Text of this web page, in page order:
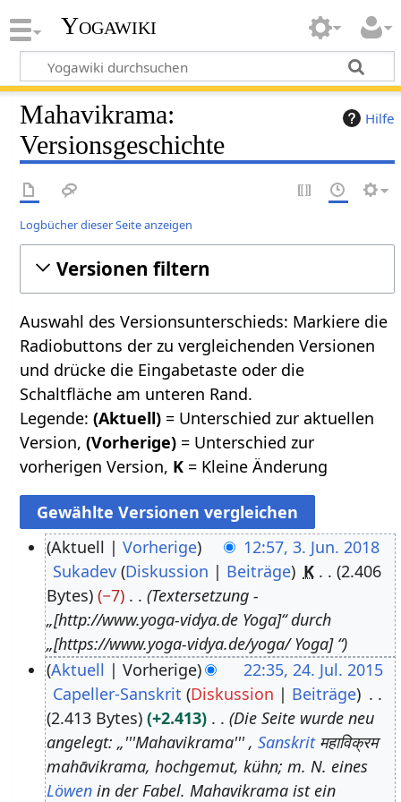
Yogawiki
Hilfe
Mahavikrama:
Versionsgeschichte
Logbücher dieser Seite anzeigen
Versionen filtern
Auswahl des Versionsunterschieds: Markiere die
Radiobuttons der zu vergleichenden Versionen
und drücke die Eingabetaste oder die
Schaltfläche am unteren Rand.
Legende:(Aktuell) = Unterschied zur aktuellen
Version,(Vorherige) = Unterschied zur
vorherigen Version, K = Kleine Änderung
n
Aktuell Vorherige
12:57, 3. Jun. 2018
Sukadev Diskussion Beiträge K
2.406
Bytes
−7
Textersetzung -
„[http://www.yoga-vidya.de Yoga]“ durch
„[https://www.yoga-vidya.de/yoga/ Yoga] “
Aktuell Vorherige
22:35, 24. Jul. 2015
Capeller-Sanskrit Diskussion
Beiträge
2.413 Bytes
+2.413
Die Seite wurde neu
angelegt: „'''Mahavikrama''' , Sanskritमहाविक्रम
mahāvikrama, hochgemut, kühn; m. N. eines
Löwenin der Fabel. Mahavikrama ist ein